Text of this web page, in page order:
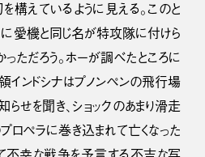
構えているように見える。このと
に愛機と同じ名が特攻隊に付けら
っただろう。ホーが調べたところに
インドシナはプノンペンの飛行場
せを聞き、ショックのあまり滑走
ロペラに巻き込まれて亡くなった